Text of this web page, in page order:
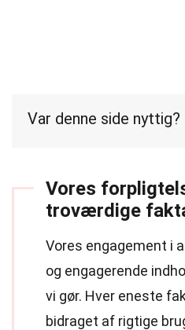
Var denne side nyttig?
Vores
troværdige
Vores engagement i
og engagerende
vi gør. Hver eneste
bidraget af rigtige